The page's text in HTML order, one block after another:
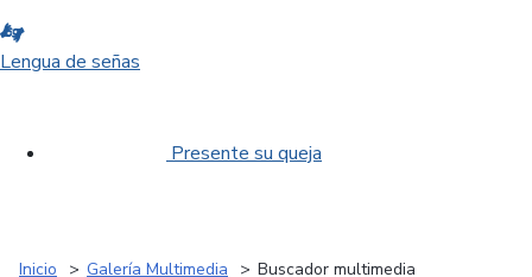
Lengua de señas
Presente su queja
Inicio Galería Multimedia Buscador multimedia